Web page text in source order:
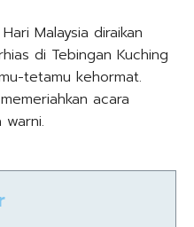
Malaysia diraikan
di Tebingan Kuching
tetamu kehormat.
acara